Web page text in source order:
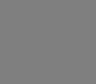
nueva
nueva